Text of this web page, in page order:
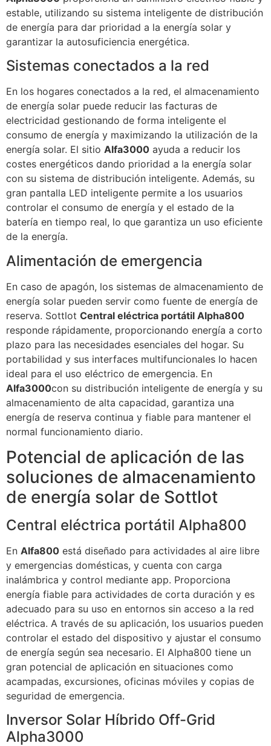
estable, utilizando su sistema inteligente de distribución
de energía para dar prioridad a la energía solar y
garantizar la autosuficiencia energética.
Sistemas conectados a la red
En los hogares conectados a la red, el almacenamiento
de energía solar puede reducir las facturas de
electricidad gestionando de forma inteligente el
consumo de energía y maximizando la utilización de la
energía solar. El sitio Alfa3000 ayuda a reducir los
costes energéticos dando prioridad a la energía solar
con su sistema de distribución inteligente. Además, su
gran pantalla LED inteligente permite a los usuarios
controlar el consumo de energía y el estado de la
batería en tiempo real, lo que garantiza un uso eficiente
de la energía.
Alimentación de emergencia
En caso de apagón, los sistemas de almacenamiento de
energía solar pueden servir como fuente de energía de
reserva. Sottlot Central eléctrica portátil Alpha800
responde rápidamente, proporcionando energía a corto
plazo para las necesidades esenciales del hogar. Su
portabilidad y sus interfaces multifuncionales lo hacen
ideal para el uso eléctrico de emergencia. En
Alfa3000con su distribución inteligente de energía y su
almacenamiento de alta capacidad, garantiza una
energía de reserva continua y fiable para mantener el
normal funcionamiento diario.
Potencial de aplicación de las
soluciones de almacenamiento
de energía solar de Sottlot
Central eléctrica portátil Alpha800
En Alfa800 está diseñado para actividades al aire libre
y emergencias domésticas, y cuenta con carga
inalámbrica y control mediante app. Proporciona
energía fiable para actividades de corta duración y es
adecuado para su uso en entornos sin acceso a la red
eléctrica. A través de su aplicación, los usuarios pueden
controlar el estado del dispositivo y ajustar el consumo
de energía según sea necesario. El Alpha800 tiene un
gran potencial de aplicación en situaciones como
acampadas, excursiones, oficinas móviles y copias de
seguridad de emergencia.
Inversor Solar Híbrido Off-Grid
Alpha3000